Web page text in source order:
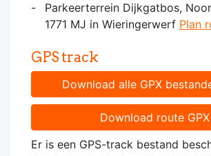
Parkeerterrein Dijkgatbos,
1771 MJ in Wieringerwerf Plan
GPS track
Download alle GPX
Download route GPX
Er is een GPS-track bestand